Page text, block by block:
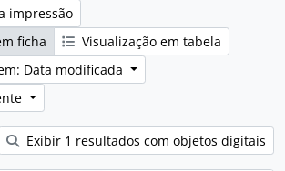
impressão
ficha
Visualização em tabela
Data modificada
Exibir 1 resultados com objetos digitais